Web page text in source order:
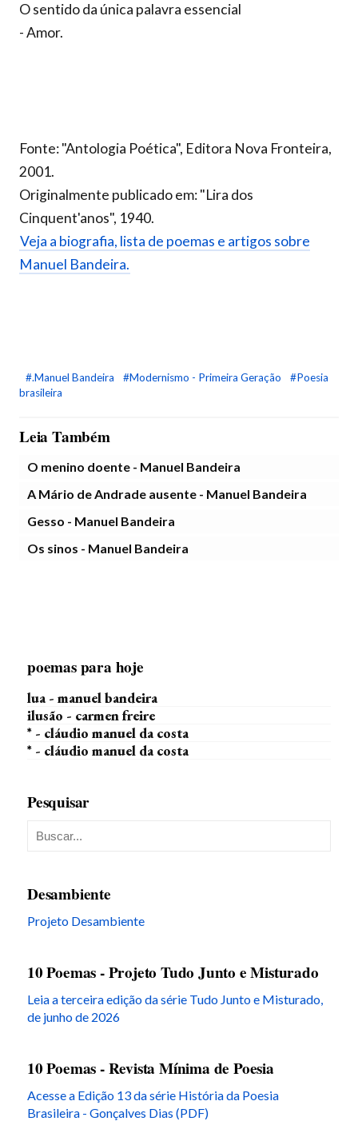
O sentido da única palavra essencial
- Amor.
Fonte: "Antologia Poética", Editora Nova Fronteira,
2001.
Originalmente publicado em: "Lira dos
Cinquent'anos", 1940.
Veja a biografia, lista de poemas e artigos sobre
Manuel Bandeira.
#.Manuel Bandeira #Modernismo - Primeira Geração
#Poesia
brasileira
Leia Também
O menino doente - Manuel Bandeira
A Mário de Andrade ausente - Manuel Bandeira
Gesso - Manuel Bandeira
Os sinos - Manuel Bandeira
poemas para hoje
lua - manuel bandeira
ilusão - carmen freire
* - cláudio manuel da costa
* - cláudio manuel da costa
Pesquisar
Desambiente
Projeto Desambiente
10 Poemas - Projeto Tudo Junto e Misturado
Leia a terceira edição da série Tudo Junto e Misturado,
de junho de 2026
10 Poemas - Revista Mínima de Poesia
Acesse a Edição 13 da série História da Poesia
Brasileira - Gonçalves Dias (PDF)